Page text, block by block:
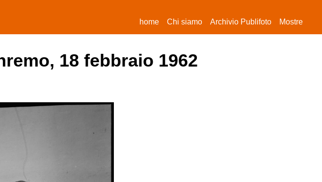
home(current)
Chi siamo Archivio Publifoto Mostre
18 febbraio 1962